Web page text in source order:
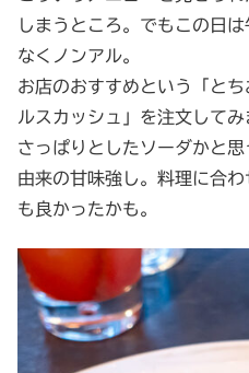
しまうところ。でもこの日
なくノンアル。
お店のおすすめという「と
ルスカッシュ」を注文して
さっぱりとしたソーダかと
由来の甘味強し。料理に合
も良かったかも。